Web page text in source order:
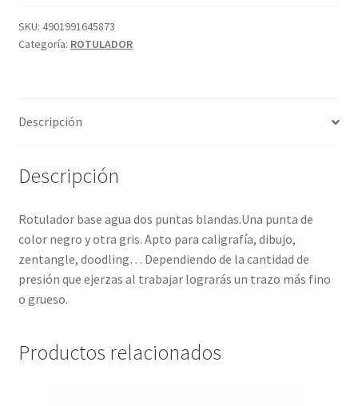
GRIS-
NEGRO
SKU: 4901991645873
Categoría: ROTULADOR
Descripción
Descripción
Rotulador base agua dos puntas blandas.Una punta de
color negro y otra gris. Apto para caligrafía, dibujo,
zentangle, doodling… Dependiendo de la cantidad de
presión que ejerzas al trabajar lograrás un trazo más fino
o grueso.
Productos relacionados